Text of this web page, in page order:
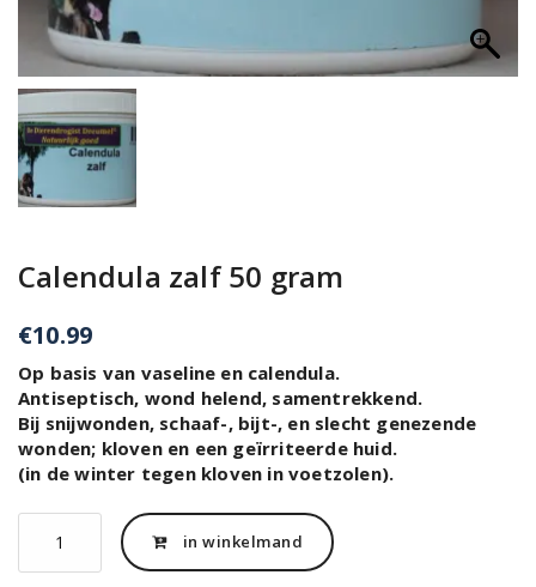
Calendula zalf 50 gram
€10.99
Op basis van vaseline en calendula.
Antiseptisch, wond helend, samentrekkend.
Bij snijwonden, schaaf-, bijt-, en slecht genezende
wonden; kloven en een geïrriteerde huid.
(in de winter tegen kloven in voetzolen).
Calendula
50
in winkelmand